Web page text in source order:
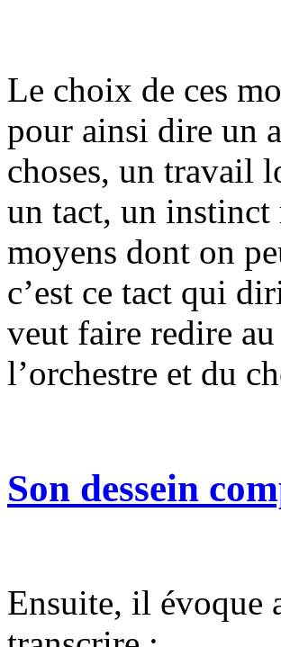
Le choix de ces
pour ainsi dire un
choses, un travail
un tact, un instinct
moyens dont on
c’est ce tact qui
veut faire redire
l’orchestre et du
Son dessein
Ensuite, il évoque